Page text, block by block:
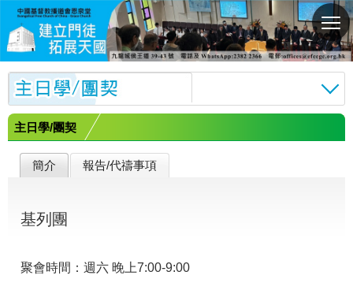
切
換
選
單
主日學/團契
簡介 報告/代禱事項
基列團
聚會時間：週六 晚上7:00-9:00